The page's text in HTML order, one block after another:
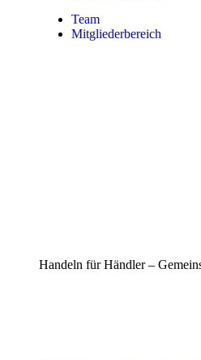
Team
Mitgliederbereich
Handeln für Händler –